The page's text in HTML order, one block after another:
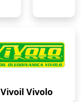
Vivoil Vivolo